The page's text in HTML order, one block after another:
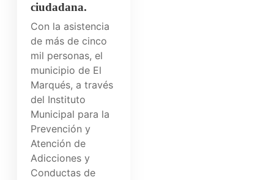
ciudadana.
Con la asistencia
de más de cinco
mil personas, el
municipio de El
Marqués, a través
del Instituto
Municipal para la
Prevención y
Atención de
Adicciones y
Conductas de